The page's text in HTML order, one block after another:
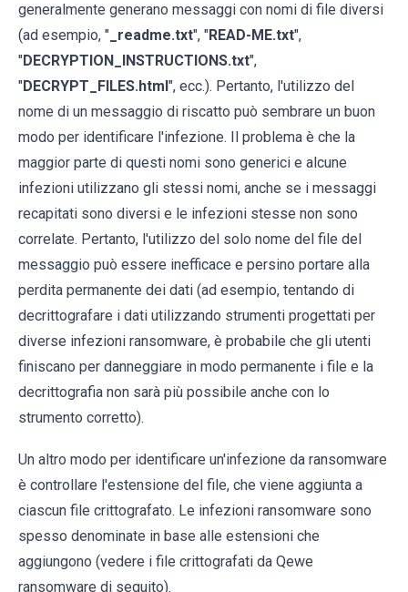
generalmente generano messaggi con nomi di file diversi
(ad esempio, " _readme.txt", "READ-ME.txt",
"DECRYPTION_INSTRUCTIONS.txt",
"DECRYPT_FILES.html ", ecc.). Pertanto, l'utilizzo del
nome di un messaggio di riscatto può sembrare un buon
modo per identificare l'infezione. Il problema è che la
maggior parte di questi nomi sono generici e alcune
infezioni utilizzano gli stessi nomi, anche se i messaggi
recapitati sono diversi e le infezioni stesse non sono
correlate. Pertanto, l'utilizzo del solo nome del file del
messaggio può essere inefficace e persino portare alla
perdita permanente dei dati (ad esempio, tentando di
decrittografare i dati utilizzando strumenti progettati per
diverse infezioni ransomware, è probabile che gli utenti
finiscano per danneggiare in modo permanente i file e la
decrittografia non sarà più possibile anche con lo
strumento corretto).
Un altro modo per identificare un'infezione da ransomware
è controllare l'estensione del file, che viene aggiunta a
ciascun file crittografato. Le infezioni ransomware sono
spesso denominate in base alle estensioni che
aggiungono (vedere i file crittografati da Qewe
ransomware di seguito).